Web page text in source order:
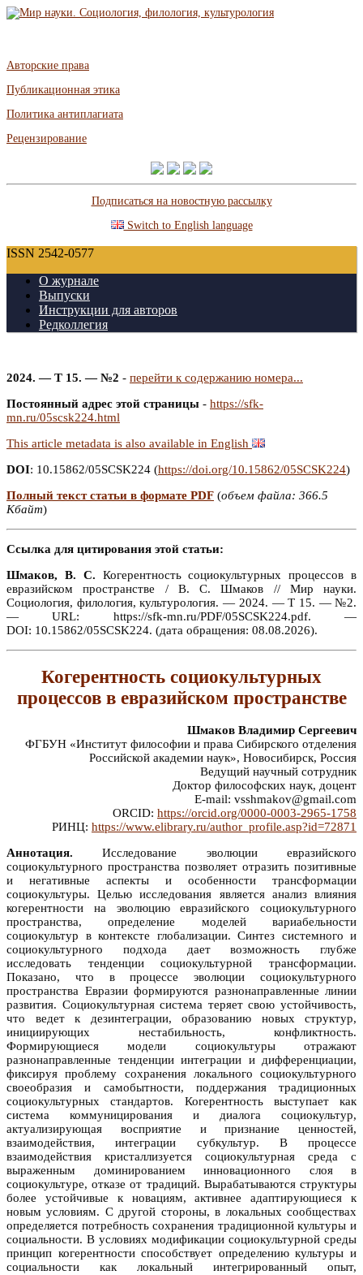
Авторские права
Публикационная этика
Политика антиплагиата
Рецензирование
Подписаться на новостную рассылку
Switch to English language
ISSN 2542-0577
О журнале
Выпуски
Инструкции для авторов
Редколлегия
2024. — Т 15. — №2 - перейти к содержанию номера...
Постоянный адрес этой страницы - https://sfk-
mn.ru/05scsk224.html
This article metadata is also available in English
DOI: 10.15862/05SCSK224 (https://doi.org/10.15862/05SCSK224)
Полный текст статьи в формате PDF (объем файла: 366.5
Кбайт)
Ссылка для цитирования этой статьи:
Шмаков, В. С. Когерентность социокультурных процессов в
евразийском пространстве / В. С. Шмаков // Мир науки.
Социология, филология, культурология. — 2024. — Т 15. — №2.
— URL: https://sfk-mn.ru/PDF/05SCSK224.pdf. —
DOI: 10.15862/05SCSK224. (дата обращения: 08.08.2026).
Когерентность социокультурных
процессов в евразийском пространстве
Шмаков Владимир Сергеевич
ФГБУН «Институт философии и права Сибирского отделения
Российской академии наук», Новосибирск, Россия
Ведущий научный сотрудник
Доктор философских наук, доцент
E-mail: vsshmakov@gmail.com
ORCID: https://orcid.org/0000-0003-2965-1758
РИНЦ: https://www.elibrary.ru/author_profile.asp?id=72871
Аннотация. Исследование эволюции евразийского
социокультурного пространства позволяет отразить позитивные
и негативные аспекты и особенности трансформации
социокультуры. Целью исследования является анализ влияния
когерентности на эволюцию евразийского социокультурного
пространства, определение моделей вариабельности
социокультур в контексте глобализации. Синтез системного и
социокультурного подхода дает возможность глубже
исследовать тенденции социокультурной трансформации.
Показано, что в процессе эволюции социокультурного
пространства Евразии формируются разнонаправленные линии
развития. Социокультурная система теряет свою устойчивость,
что ведет к дезинтеграции, образованию новых структур,
инициирующих нестабильность, конфликтность.
Формирующиеся модели социокультуры отражают
разнонаправленные тенденции интеграции и дифференциации,
фиксируя проблему сохранения локального социокультурного
своеобразия и самобытности, поддержания традиционных
социокультурных стандартов. Когерентность выступает как
система коммуницирования и диалога социокультур,
актуализирующая восприятие и признание ценностей,
взаимодействия, интеграции субкультур. В процессе
взаимодействия кристаллизуется социокультурная среда с
выраженным доминированием инновационного слоя в
социокультуре, отказе от традиций. Вырабатываются структуры
более устойчивые к новациям, активнее адаптирующиеся к
новым условиям. С другой стороны, в локальных сообществах
определяется потребность сохранения традиционной культуры и
социальности. В условиях модификации социокультурной среды
принцип когерентности способствует определению культуры и
социальности как локальный интегрированный опыт,